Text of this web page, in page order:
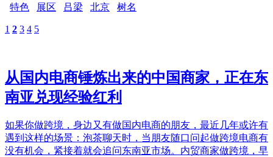
特色
展区 吕梁 北京 树名
1 2 3 4 5
从国内电商锤炼出来的中国商家，正在东
南亚兑现经验红利
如果你做跨境，身边又有做国内电商的朋友，最近几年或许有
遇到这样的场景：泡茶聊天时，当朋友随口问起做跨境电商有
没有机会，紧接着就会追问东南亚市场。内贸商家做跨境，早